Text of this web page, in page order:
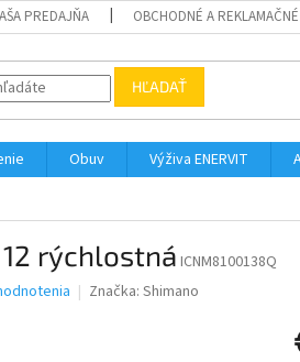
PREDAJŇA OBCHODNÉ A REKLAMAČNÉ
HĽADAŤ
Obuv Výživa ENERVIT
rýchlostnáICNM8100138Q
Značka: Shimano